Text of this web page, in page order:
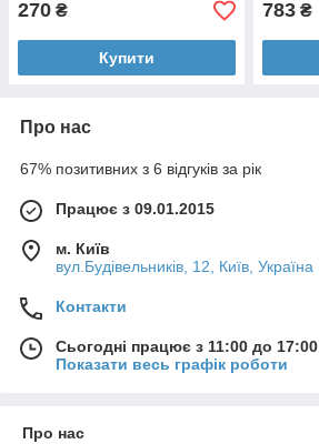
270 ₴
Купити
783 ₴
Про нас
67% позитивних з 6 відгуків за рік
Працює з 09.01.2015
м. Київ
вул.Будівельників, 12, Київ, Україна
Контакти
Сьогодні працює з 11:00 до 17:00
Показати весь графік роботи
Про нас